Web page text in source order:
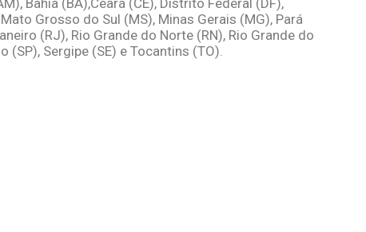
Bahia (BA),Ceará (CE), Distrito Federal (DF),
Grosso do Sul (MS), Minas Gerais (MG), Pará
(RJ), Rio Grande do Norte (RN), Rio Grande do
(SP), Sergipe (SE) e Tocantins (TO).